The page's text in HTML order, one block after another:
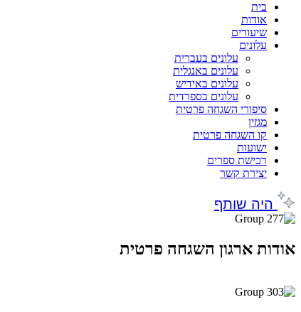
בית
אודות
שיעורים
עלונים
עלונים בעברית
עלונים באנגלית
עלונים באידיש
עלונים בספרדית
סיפורי השגחה פרטית
מגזין
קו השגחה פרטית
ישועות
רכישת ספרים
יצירת קשר
היה שותף
אודות ארגון השגחה פרטית